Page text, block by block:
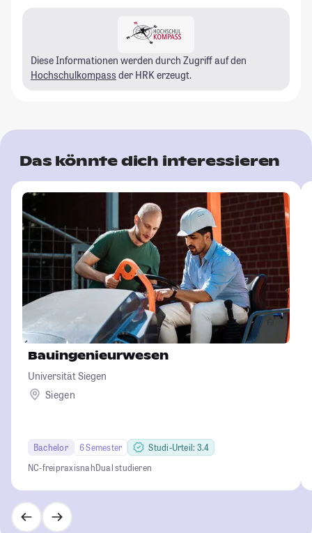
Diese Informationen werden durch Zugriff auf den
Hochschulkompass der HRK erzeugt.
Das könnte dich interessieren
Bauingenieurwesen
Universität Siegen
Siegen
Bachelor 6 Semester
Studi-Urteil: 3.4
NC-freipraxisnahDual studieren